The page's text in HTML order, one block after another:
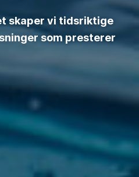
skaper vi tidsriktige
som presterer